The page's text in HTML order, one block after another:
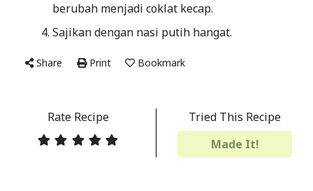
berubah menjadi coklat kecap.
Sajikan dengan nasi putih hangat.
Share Print Bookmark
Rate Recipe
Tried This Recipe
Made It!